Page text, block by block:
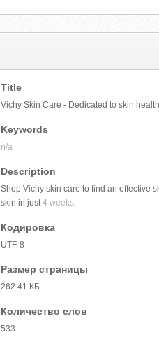
Title
Vichy Skin Care - Dedicated to skin
Keywords
n/a
Description
Shop Vichy skin care to find an effective
skin in just4 weeks.
Кодировка
UTF-8
Размер страницы
262.41 КБ
Количество слов
533